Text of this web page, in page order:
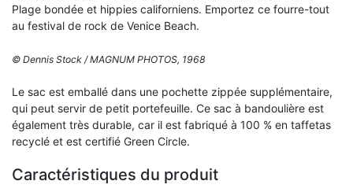
Plage bondée et hippies californiens. Emportez ce fourre-tout
au festival de rock de Venice Beach.
© Dennis Stock / MAGNUM PHOTOS, 1968
Le sac est emballé dans une pochette zippée supplémentaire,
qui peut servir de petit portefeuille. Ce sac à bandoulière est
également très durable, car il est fabriqué à 100 % en taffetas
recyclé et est certifié Green Circle.
Caractéristiques du produit